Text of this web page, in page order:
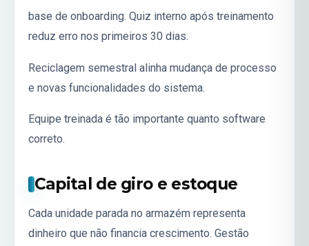
base de onboarding. Quiz interno após treinamento
reduz erro nos primeiros 30 dias.
Reciclagem semestral alinha mudança de processo
e novas funcionalidades do sistema.
Equipe treinada é tão importante quanto software
correto.
Capital de giro e estoque
Cada unidade parada no armazém representa
dinheiro que não financia crescimento. Gestão